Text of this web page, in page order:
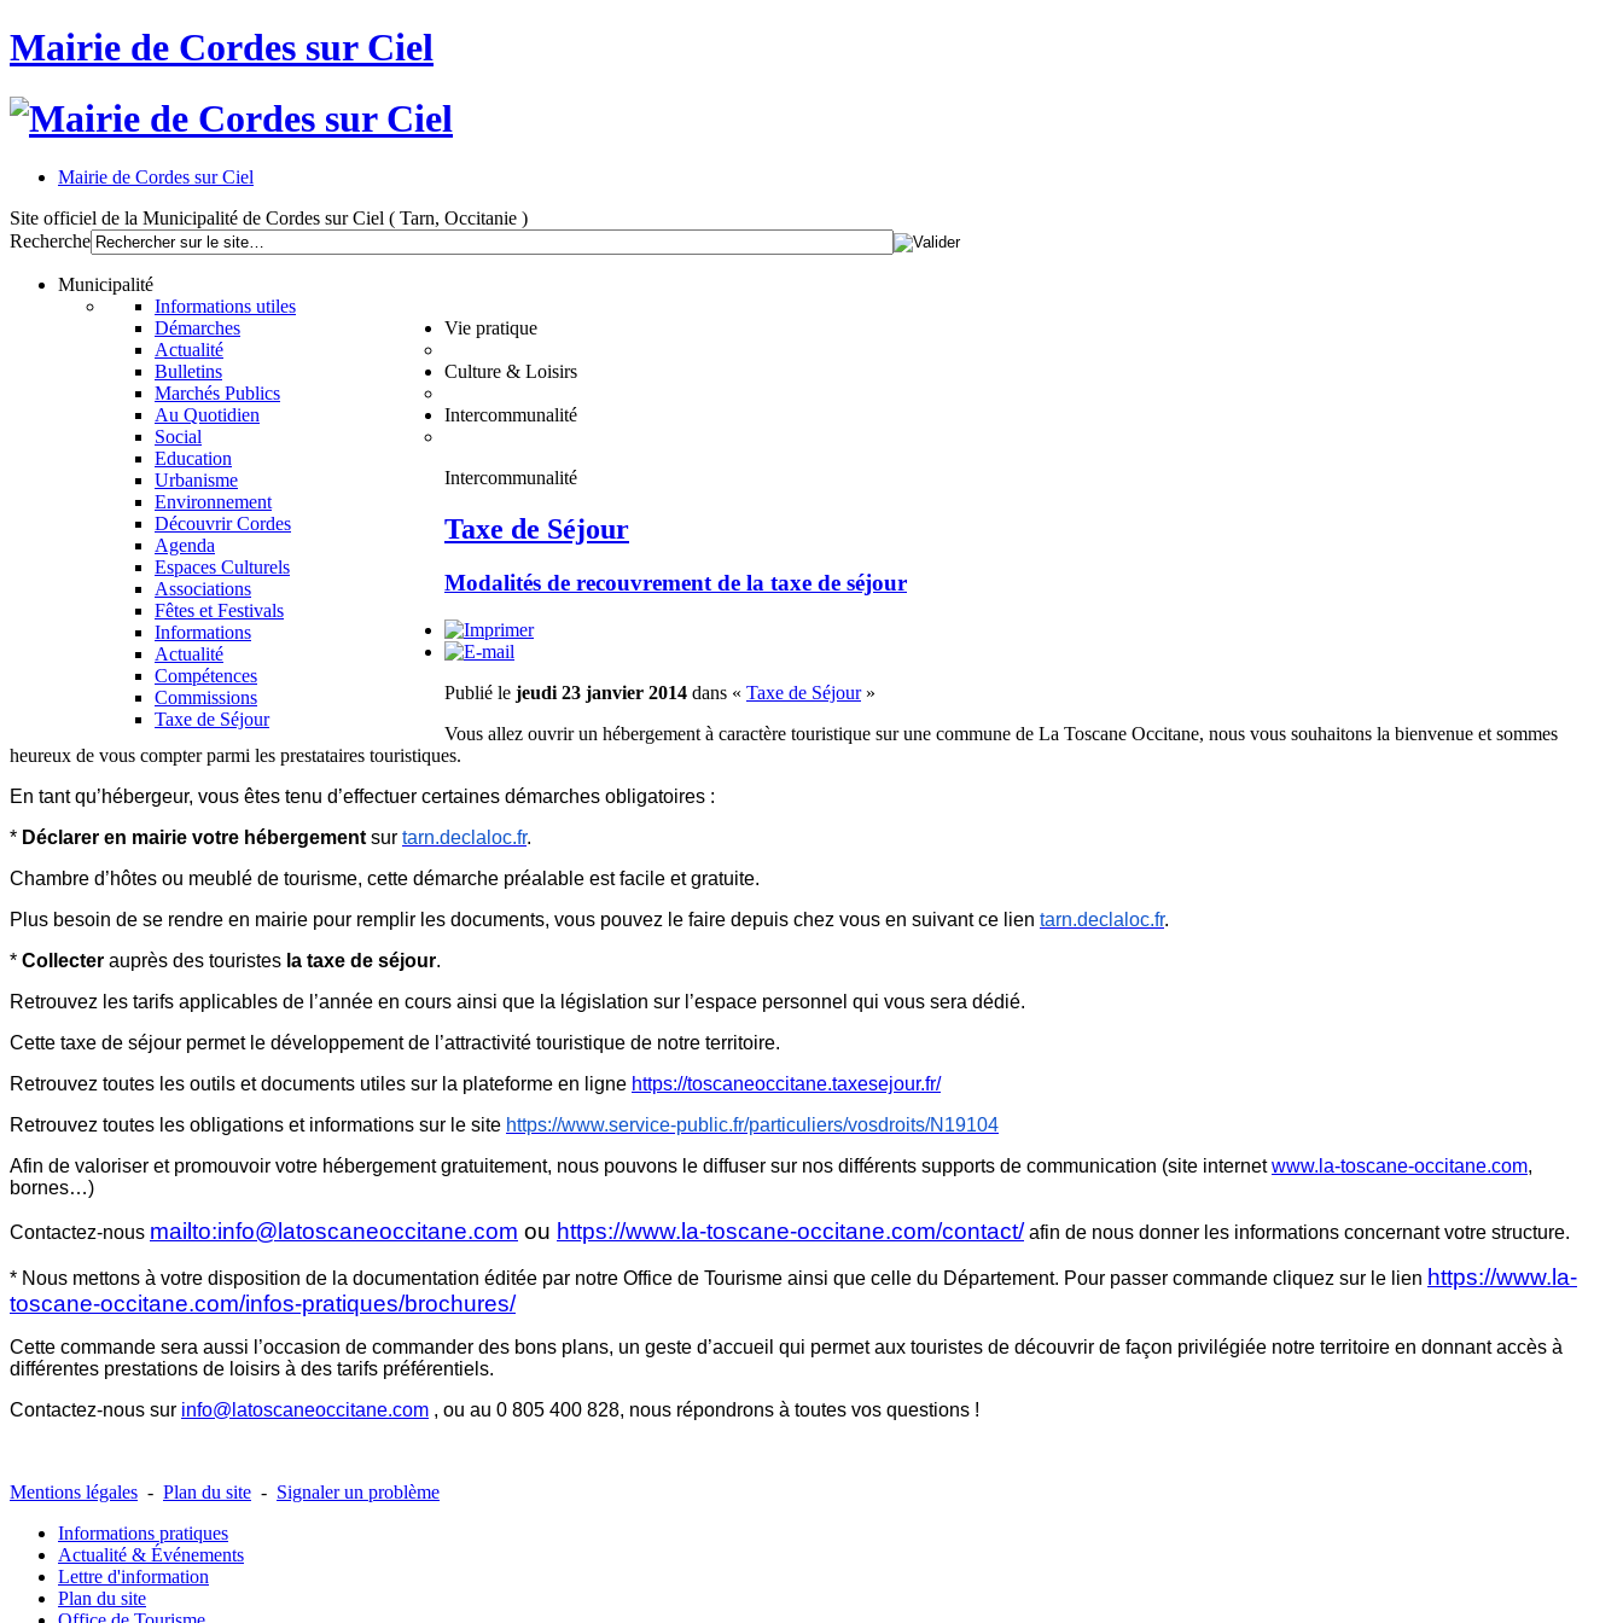
Mairie de Cordes sur Ciel
Mairie de Cordes sur Ciel
Site officiel de la Municipalité de Cordes sur Ciel ( Tarn, Occitanie )
Recherche
Municipalité
Informations utiles
Démarches
Actualité
Bulletins
Marchés Publics
Vie pratique
Au Quotidien
Social
Education
Urbanisme
Environnement
Culture & Loisirs
Découvrir Cordes
Agenda
Espaces Culturels
Associations
Fêtes et Festivals
Intercommunalité
Informations
Actualité
Compétences
Commissions
Taxe de Séjour
Intercommunalité
Taxe de Séjour
Modalités de recouvrement de la taxe de séjour
Publié le jeudi 23 janvier 2014 dans « Taxe de Séjour»
Vous allez ouvrir un hébergement à caractère touristique sur une commune de La Toscane Occitane, nous vous souhaitons la bienvenue et sommes
heureux de vous compter parmi les prestataires touristiques.
En tant qu’hébergeur, vous êtes tenu d’effectuer certaines démarches obligatoires :
* Déclarer en mairie votre hébergement sur tarn.declaloc.fr.
Chambre d’hôtes ou meublé de tourisme, cette démarche préalable est facile et gratuite.
Plus besoin de se rendre en mairie pour remplir les documents, vous pouvez le faire depuis chez vous en suivant ce lien tarn.declaloc.fr.
* Collecter auprès des touristes la taxe de séjour.
Retrouvez les tarifs applicables de l’année en cours ainsi que la législation sur l’espace personnel qui vous sera dédié.
Cette taxe de séjour permet le développement de l’attractivité touristique de notre territoire.
Retrouvez toutes les outils et documents utiles sur la plateforme en ligne https://toscaneoccitane.taxesejour.fr/
Retrouvez toutes les obligations et informations sur le site https://www.service-public.fr/particuliers/vosdroits/N19104
Afin de valoriser et promouvoir votre hébergement gratuitement, nous pouvons le diffuser sur nos différents supports de communication (site internetwww.la-toscane-occitane.com,
bornes…)
Contactez-nous mailto:info@latoscaneoccitane.com ou https://www.la-toscane-occitane.com/contact/ afin de nous donner les informations concernant votre structure.
* Nous mettons à votre disposition de la documentation éditée par notre Office de Tourisme ainsi que celle du Département. Pour passer commande cliquez sur le lien https://www.la-
toscane-occitane.com/infos-pratiques/brochures/
Cette commande sera aussi l’occasion de commander des bons plans, un geste d’accueil qui permet aux touristes de découvrir de façon privilégiée notre territoire en donnant accès à
différentes prestations de loisirs à des tarifs préférentiels.
Contactez-nous sur info@latoscaneoccitane.com , ou au 0 805 400 828, nous répondrons à toutes vos questions !
Mentions légales - Plan du site - Signaler un problème
Informations pratiques
Actualité & Événements
Lettre d'information
Plan du site